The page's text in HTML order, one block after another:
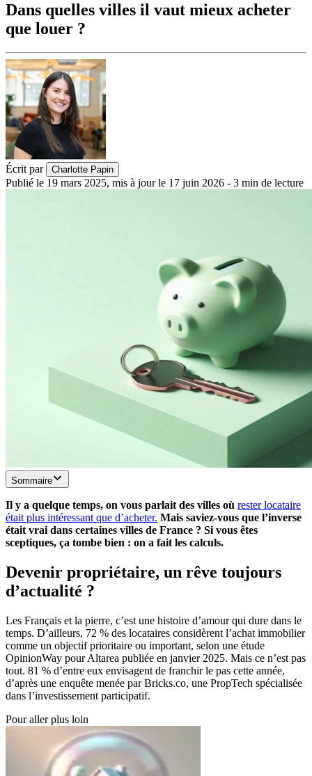
Dans quelles villes il vaut mieux acheter
que louer ?
Écrit par Charlotte Papin
Publié le 19 mars 2025, mis à jour le 17 juin 2026 - 3 min de lecture
Sommaire
Il y a quelque temps, on vous parlait des villes où rester locataire
était plus intéressant que d’acheter. Mais saviez-vous que l’inverse
était vrai dans certaines villes de France ? Si vous êtes
sceptiques, ça tombe bien : on a fait les calculs.
Devenir propriétaire, un rêve toujours
d’actualité ?
Les Français et la pierre, c’est une histoire d’amour qui dure dans le
temps. D’ailleurs, 72 % des locataires considèrent l’achat immobilier
comme un objectif prioritaire ou important, selon une étude
OpinionWay pour Altarea publiée en janvier 2025. Mais ce n’est pas
tout. 81 % d’entre eux envisagent de franchir le pas cette année,
d’après une enquête menée par Bricks.co, une PropTech spécialisée
dans l’investissement participatif.
Pour aller plus loin